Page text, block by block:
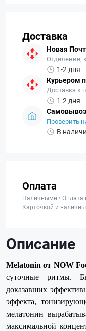
Доставка
Новая
Отделение,
1-2 дня
Курьером
Доставка к
1-2 дня
Проверить
В
Оплата
Наличными • Оплата
Карточкой и
Описание
Melatonin от NOW
суточные ритмы.
доказавших
эффекта,
мелатонин
максимальной